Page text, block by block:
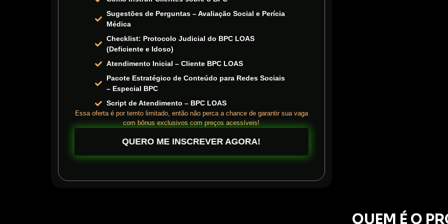
Sugestões de Perguntas – Avaliação Social e Perícia
Médica
Checklist: Protocolo Judicial do BPC LOAS
(Deficiente e Idoso)
Atendimento Inicial – Cliente BPC LOAS
Pacote Estratégico de Conteúdo para Redes Sociais
– Especial BPC
Script de Atendimento – BPC LOAS
Essa oferta é por temto limitado, então não perca a chance de garantir sua vaga
com bônus exclusivos com preços acessíveis!
QUERO ME INSCREVER AGORA!
QUEM É O